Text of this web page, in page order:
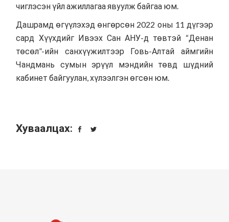
чиглэсэн үйл ажиллагаа явуулж байгаа юм.
Дашрамд өгүүлэхэд өнгөрсөн 2022 оны 11 дүгээр
сард Хүүхдийг Ивээх Сан АНУ-д төвтэй “Денан
төсөл”-ийн санхүүжилтээр Говь-Алтай аймгийн
Чандмань сумын эрүүл мэндийн төвд шүдний
кабинет байгуулан, хүлээлгэн өгсөн юм.
Хуваалцах: